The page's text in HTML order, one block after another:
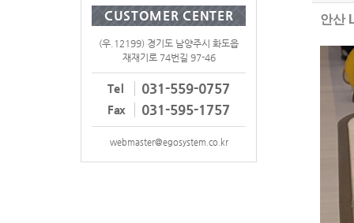
CUSTOMER CENTER
(우.12199) 경기도 남양주시 화도읍
재재기로 74번길 97-46
Tel 031-559-0757
Fax 031-595-1757
webmaster@egosystem.co.kr
안산